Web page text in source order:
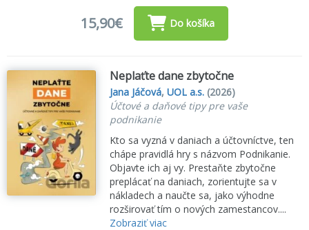
15,90€ Do košíka
Neplaťte dane zbytočne
Jana Jáčová,UOL a.s. (2026)
Účtové a daňové tipy pre vaše
podnikanie
Kto sa vyzná v daniach a účtovníctve, ten
chápe pravidlá hry s názvom Podnikanie.
Objavte ich aj vy. Prestaňte zbytočne
preplácať na daniach, zorientujte sa v
nákladech a naučte sa, jako výhodne
rozširovať tím o nových zamestancov....
Zobraziť viac